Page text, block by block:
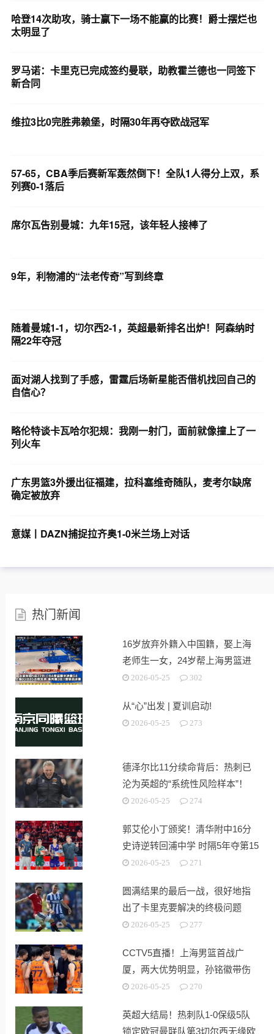
哈登14次助攻，骑士赢下一场不能赢的比赛！爵士摆烂也
太明显了
罗马诺：卡里克已完成签约曼联，助教霍兰德也一同签下
新合同
维拉3比0完胜弗赖堡，时隔30年再夺欧战冠军
57-65，CBA季后赛新军轰然倒下！全队1人得分上双，系
列赛0-1落后
席尔瓦告别曼城：九年15冠，该年轻人接棒了
9年，利物浦的“法老传奇”写到终章
随着曼城1-1，切尔西2-1，英超最新排名出炉！阿森纳时
隔22年夺冠
面对湖人找到了手感，雷霆后场新星能否借机找回自己的
自信心？
略伦特谈卡瓦哈尔犯规：我刚一射门，面前就像撞上了一
列火车
广东男篮3外援出征福建，拉科塞维奇随队，麦考尔缺席
确定被放弃
意媒丨DAZN捕捉拉齐奥1-0米兰场上对话
热门新闻
16岁放弃外籍入中国籍，娶上海
老师生一女，24岁帮上海男篮进
决赛
2026-05-25 302
从“心”出发 | 夏训启动!
2026-05-25 273
德泽尔比11分续命背后：热刺已
沦为英超的“系统性风险样本”！
2026-05-25 274
郭艾伦小丁颁奖！清华附中16分
史诗逆转回浦中学 时隔5年夺第15
冠2026-05-25 271
圆满结果的最后一战，很好地指
出了卡里克要解决的终极问题
2026-05-25 277
CCTV5直播！上海男篮首战广
厦，两大优势明显，孙铭徽带伤
出战！
2026-05-25 270
英超大结局！热刺队1-0保级5队
锁定欧冠曼联队第3切尔西无缘欧